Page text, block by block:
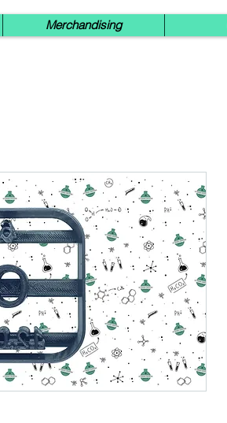
Merchandising